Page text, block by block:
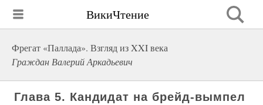
ВикиЧтение
Фрегат «Паллада». Взгляд из XXI века
Граждан Валерий Аркадьевич
Глава 5. Кандидат на брейд-вымпел